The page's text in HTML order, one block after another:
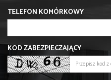
TELEFON KOMÓRKOWY
KOD ZABEZPIECZAJĄCY